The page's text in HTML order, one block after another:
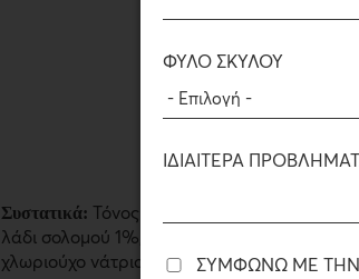
Συστατικά:
Τόνος 73%, ζωμός, κολοκύθα 4%,
λάδι σολομού 1%, ινουλίνη από κιχώριο 1%,
χλωριούχο νάτριο 0,5%.
ΦΎΛΟ ΣΚΎΛΟΥ
ΙΔΙΑΊΤΕΡΑ
ΣΥΜΦΩΝΏ ΜΕ ΤΗΝ